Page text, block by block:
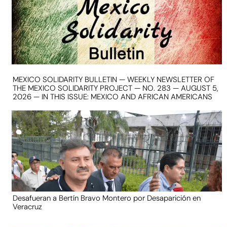
MEXICO SOLIDARITY BULLETIN — WEEKLY NEWSLETTER OF
THE MEXICO SOLIDARITY PROJECT — NO. 283 — AUGUST 5,
2026 — IN THIS ISSUE: MEXICO AND AFRICAN AMERICANS
Desafueran a Bertín Bravo Montero por Desaparición en
Veracruz